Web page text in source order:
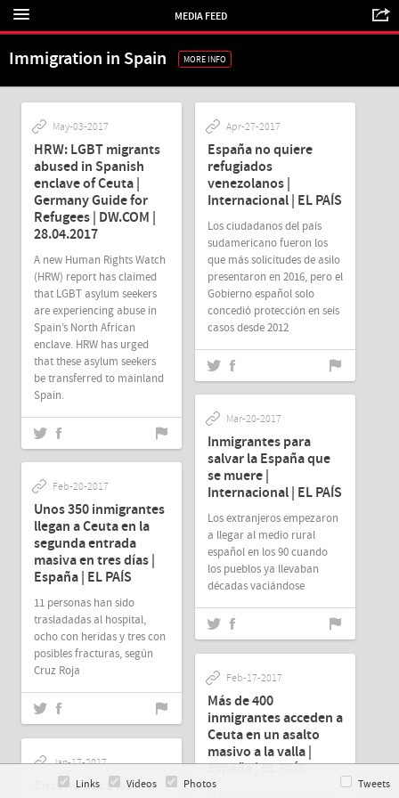
MEDIA FEED
Immigration in Spain MORE INFO
May-03-2017
HRW: LGBT migrants
abused in Spanish
enclave of Ceuta |
Germany Guide for
Refugees | DW.COM |
28.04.2017
A new Human Rights Watch
(HRW) report has claimed
that LGBT asylum seekers
are experiencing abuse in
Spain’s North African
enclave. HRW has urged
that these asylum seekers
be transferred to mainland
Spain.
Apr-27-2017
España no quiere
refugiados
venezolanos |
Internacional | EL PAÍS
Los ciudadanos del país
sudamericano fueron los
que más solicitudes de asilo
presentaron en 2016, pero el
Gobierno español solo
concedió protección en seis
casos desde 2012
Mar-20-2017
Inmigrantes para
salvar la España que
se muere |
Internacional | EL PAÍS
Los extranjeros empezaron
a llegar al medio rural
español en los 90 cuando
los pueblos ya llevaban
décadas vaciándose
Feb-20-2017
Unos 350 inmigrantes
llegan a Ceuta en la
segunda entrada
masiva en tres días |
España | EL PAÍS
11 personas han sido
trasladadas al hospital,
ocho con heridas y tres con
posibles fracturas, según
Cruz Roja
Feb-17-2017
Más de 400
inmigrantes acceden a
Ceuta en un asalto
masivo a la valla |
España | EL PAÍS
Jan-17-2017
Encontrados los
Links Videos Photos Tweets